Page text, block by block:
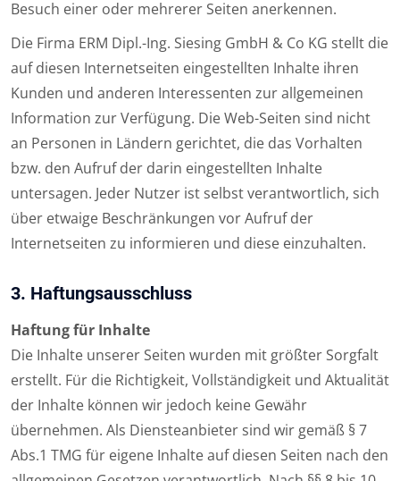
Besuch einer oder mehrerer Seiten anerkennen.
Die Firma ERM Dipl.-Ing. Siesing GmbH & Co KG stellt die
auf diesen Internetseiten eingestellten Inhalte ihren
Kunden und anderen Interessenten zur allgemeinen
Information zur Verfügung. Die Web-Seiten sind nicht
an Personen in Ländern gerichtet, die das Vorhalten
bzw. den Aufruf der darin eingestellten Inhalte
untersagen. Jeder Nutzer ist selbst verantwortlich, sich
über etwaige Beschränkungen vor Aufruf der
Internetseiten zu informieren und diese einzuhalten.
3. Haftungsausschluss
Haftung für Inhalte
Die Inhalte unserer Seiten wurden mit größter Sorgfalt
erstellt. Für die Richtigkeit, Vollständigkeit und Aktualität
der Inhalte können wir jedoch keine Gewähr
übernehmen. Als Diensteanbieter sind wir gemäß § 7
Abs.1 TMG für eigene Inhalte auf diesen Seiten nach den